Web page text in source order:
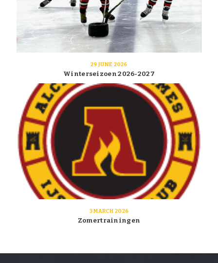
29 JUNE 2026
Winterseizoen 2026-2027
3 MARCH 2026
Zomertrainingen